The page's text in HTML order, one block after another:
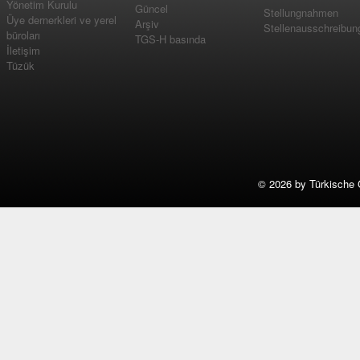
Yönetim Kurulu
Üye dernerkleri ve yerel
büroları
İletişim
Tüzük
Güncel
Arşiv
TGS-H basında
Stellungnahmen
© 2026 by Türkische